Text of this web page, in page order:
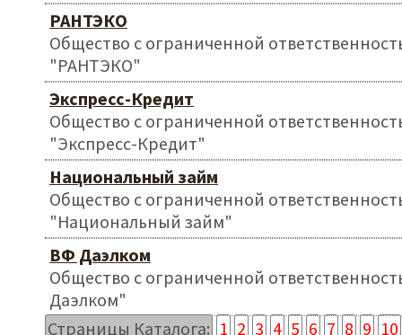
РАНТЭКО
Общество с ограниченной
"РАНТЭКО"
Экспресс-Кредит
Общество с ограниченной
"Экспресс-Кредит"
Национальный займ
Общество с ограниченной
"Национальный займ"
ВФ Даэлком
Общество с ограниченной
Даэлком"
Страницы Каталога: 1 2 3 4 5 6 7 8 9 10